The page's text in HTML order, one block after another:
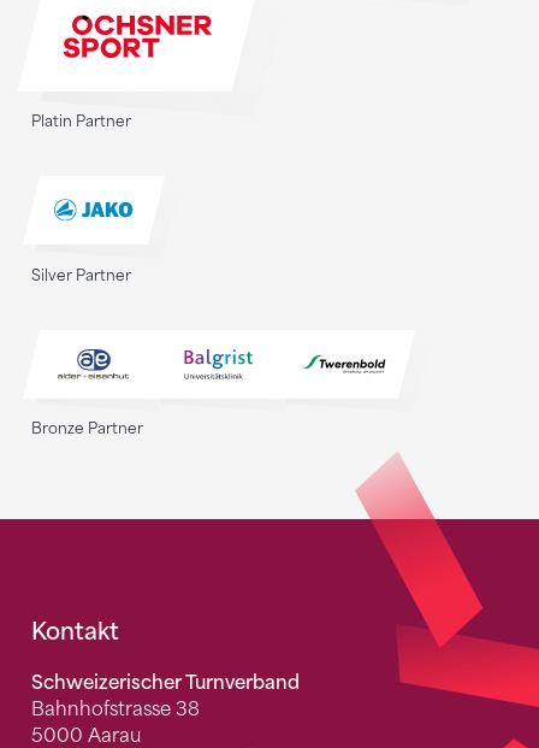
Platin Partner
Silver Partner
Bronze Partner
Fusszeile
Kontakt
Schweizerischer Turnverband
Bahnhofstrasse 38
5000 Aarau